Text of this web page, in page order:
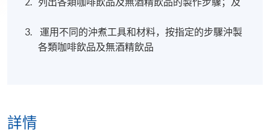
運用不同的沖煮工具和材料，按指定的步驟沖製
各類咖啡飲品及無酒精飲品
詳情